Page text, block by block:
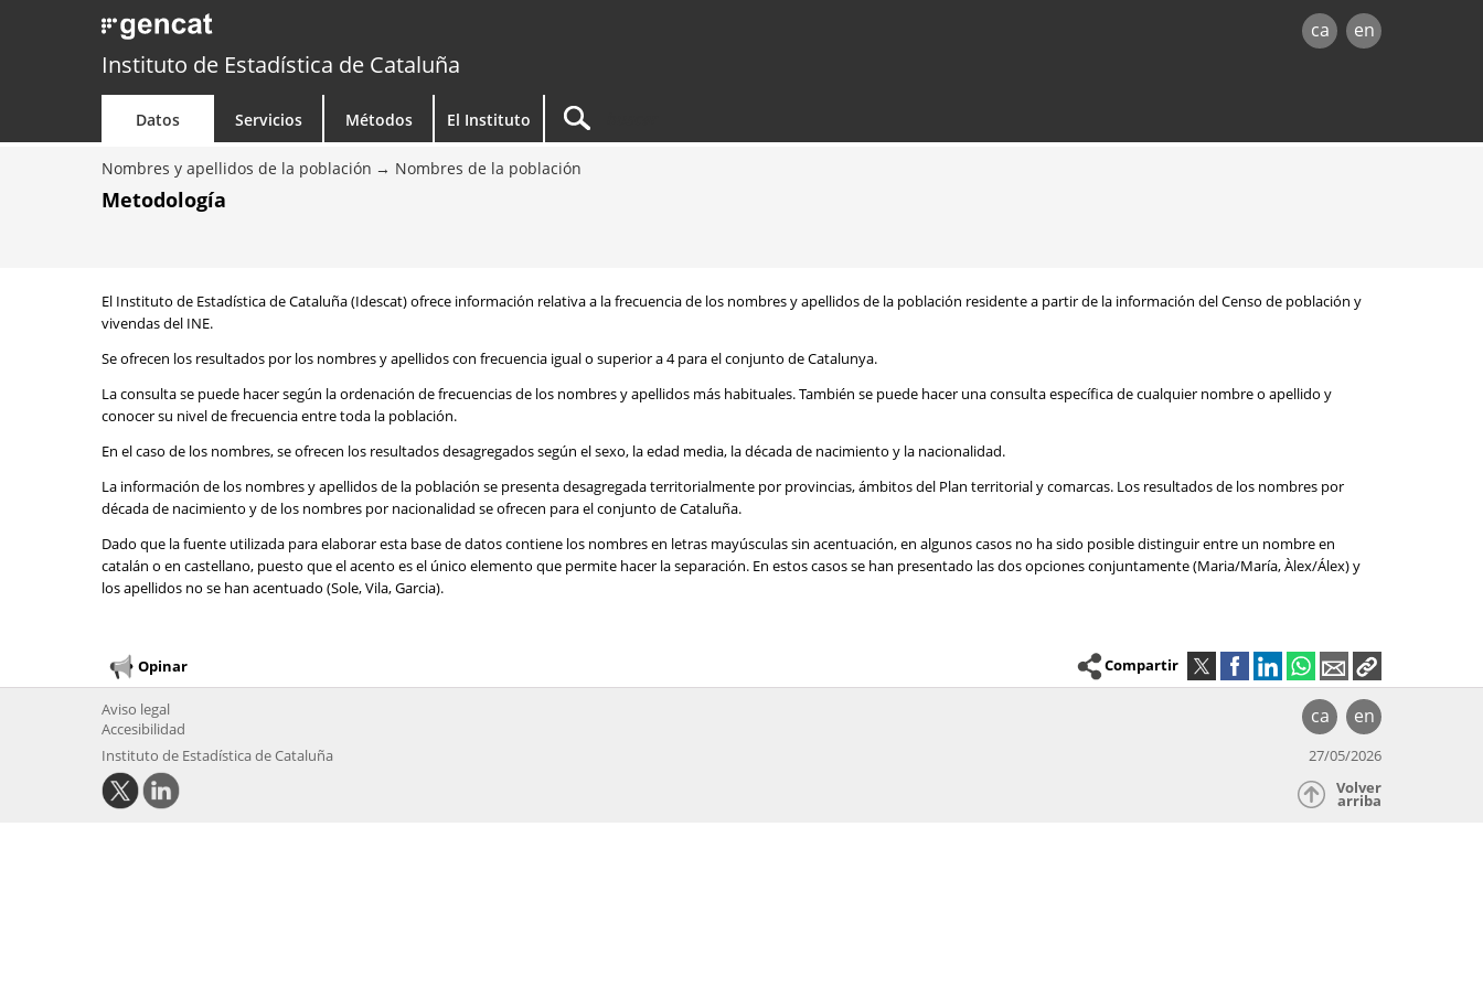
ca en
Instituto de Estadística de Cataluña
Datos Servicios Métodos El Instituto
Nombres y apellidos de la población Nombres de la población
Metodología
El Instituto de Estadística de Cataluña (Idescat) ofrece información relativa a la frecuencia de los nombres y apellidos de la población residente a partir de la información del Censo de población y
vivendas del INE.
Se ofrecen los resultados por los nombres y apellidos con frecuencia igual o superior a 4 para el conjunto de Catalunya.
La consulta se puede hacer según la ordenación de frecuencias de los nombres y apellidos más habituales. También se puede hacer una consulta específica de cualquier nombre o apellido y
conocer su nivel de frecuencia entre toda la población.
En el caso de los nombres, se ofrecen los resultados desagregados según el sexo, la edad media, la década de nacimiento y la nacionalidad.
La información de los nombres y apellidos de la población se presenta desagregada territorialmente por provincias, ámbitos del Plan territorial y comarcas. Los resultados de los nombres por
década de nacimiento y de los nombres por nacionalidad se ofrecen para el conjunto de Cataluña.
Dado que la fuente utilizada para elaborar esta base de datos contiene los nombres en letras mayúsculas sin acentuación, en algunos casos no ha sido posible distinguir entre un nombre en
catalán o en castellano, puesto que el acento es el único elemento que permite hacer la separación. En estos casos se han presentado las dos opciones conjuntamente (Maria/María, Àlex/Álex) y
los apellidos no se han acentuado (Sole, Vila, Garcia).
Opinar Compartir
ca en
Aviso legal
Accesibilidad
Instituto de Estadística de Cataluña
27/05/2026
Volver
arriba